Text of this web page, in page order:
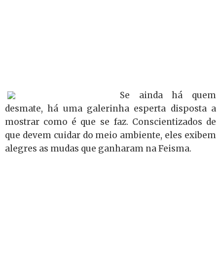
Se ainda há quem
desmate, há uma galerinha esperta disposta a
mostrar como é que se faz. Conscientizados de
que devem cuidar do meio ambiente, eles exibem
alegres as mudas que ganharam na Feisma.